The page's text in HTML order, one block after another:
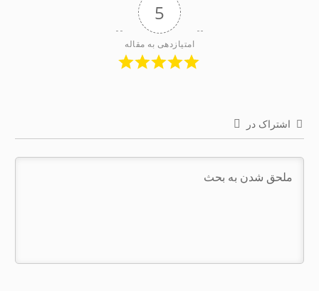
5
امتیازدهی به مقاله
اشتراک در